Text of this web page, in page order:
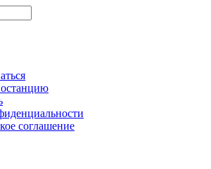
соглашение